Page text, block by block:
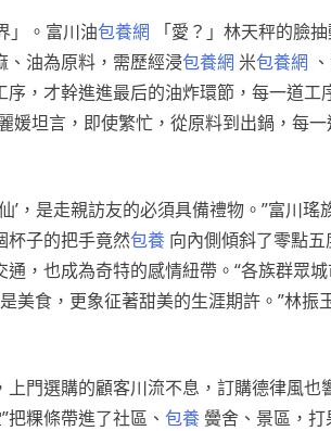
」。富川油包養網 「愛？」林天秤的臉
、油為原料，需歷經浸包養網 米包養網
，才幹進進最后的油炸環節，每一道工
媛坦言，即使繁忙，從原料到出鍋，每
’，是走親訪友的必須具備禮物。”富川
杯子的把手竟然包養 向內側傾斜了零點
，也成為奇特的感情紐帶。“各族群眾城
美食，更象征著甜美的生涯期許。”林振
門選購的顧客川流不息，訂購德律風
粿條帶進了社區、 包養黌舍、景區，